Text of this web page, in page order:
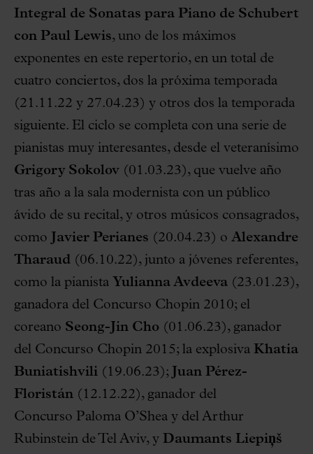
Integral de Sonatas para Piano de Schubert
con Paul Lewis, uno de los máximos
exponentes en este repertorio, en un total de
cuatro conciertos, dos la próxima temporada
(21.11.22 y 27.04.23) y otros dos la temporada
siguiente. El ciclo se completa con una serie de
pianistas muy interesantes, desde el veteranísimo
Grigory Sokolov (01.03.23), que vuelve año
tras año a la sala modernista con un público
ávido de su recital, y otros músicos consagrados,
como
Javier Perianes (20.04.23) o Alexandre
Tharaud (06.10.22), junto a jóvenes referentes,
como la pianista Yulianna Avdeeva (23.01.23),
ganadora del Concurso Chopin 2010; el
coreano Seong-Jin Cho (01.06.23), ganador
del Concurso Chopin 2015; la explosiva Khatia
Buniatishvili (19.06.23); Juan Pérez-
Floristán (12.12.22), ganador del
Concurso Paloma O’Shea y del Arthur
Rubinstein de Tel Aviv, y Daumants Liepiņš